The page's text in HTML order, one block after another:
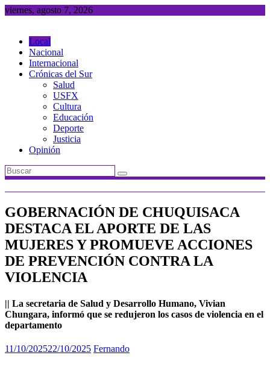
Saltar
viernes, agosto 7, 2026
Local
Nacional
Internacional
Crónicas del Sur
Salud
USFX
Cultura
Educación
Deporte
Justicia
Opinión
GOBERNACIÓN DE CHUQUISACA
DESTACA EL APORTE DE LAS
MUJERES Y PROMUEVE ACCIONES
DE PREVENCIÓN CONTRA LA
VIOLENCIA
|| La secretaria de Salud y Desarrollo Humano, Vivian
Chungara, informó que se redujeron los casos de violencia en el
departamento
11/10/202522/10/2025 Fernando